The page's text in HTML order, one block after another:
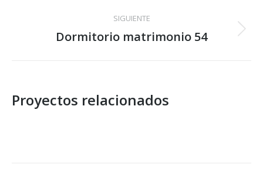
SIGUIENTE
Proyecto
Dormitorio matrimonio 54
Proyectos relacionados